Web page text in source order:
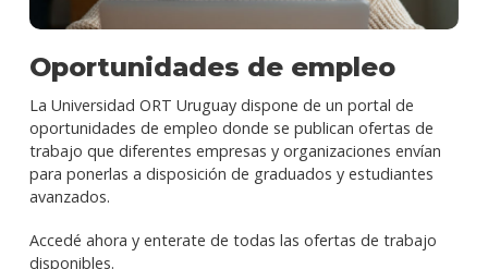
Oportunidades de empleo
La Universidad ORT Uruguay dispone de un portal de
oportunidades de empleo donde se publican ofertas de
trabajo que diferentes empresas y organizaciones envían
para ponerlas a disposición de graduados y estudiantes
avanzados.
Accedé ahora y enterate de todas las ofertas de trabajo
disponibles.